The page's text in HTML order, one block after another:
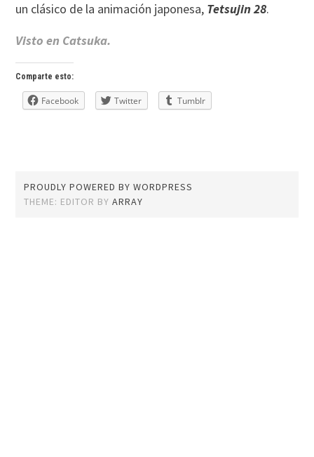
un clásico de la animación japonesa, Tetsujin 28.
Visto en Catsuka.
Comparte esto:
Facebook Twitter Tumblr
PROUDLY POWERED BY WORDPRESS
THEME: EDITOR BYARRAY